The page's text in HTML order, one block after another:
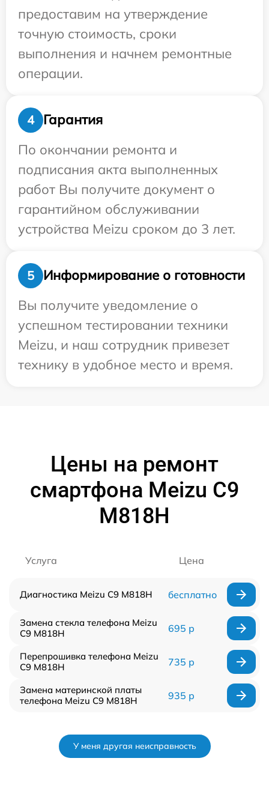
предоставим на утверждение
точную стоимость, сроки
выполнения и начнем ремонтные
операции.
4
Гарантия
По окончании ремонта и
подписания акта выполненных
работ Вы получите документ о
гарантийном обслуживании
устройства Meizu сроком до 3 лет.
5
Информирование о готовности
Вы получите уведомление о
успешном тестировании техники
Meizu, и наш сотрудник привезет
технику в удобное место и время.
Цены на ремонт
смартфона Meizu C9
M818H
Услуга Цена
Диагностика Meizu C9 M818H бесплатно
Замена стекла телефона Meizu
C9 M818H
695 р
Перепрошивка телефона Meizu
C9 M818H
735 р
Замена материнской платы
телефона Meizu C9 M818H
935 р
У меня другая неисправность